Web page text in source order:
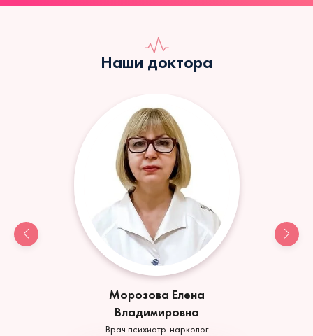
Наши доктора
Морозова Елена
Владимировна
Врач психиатр-нарколог